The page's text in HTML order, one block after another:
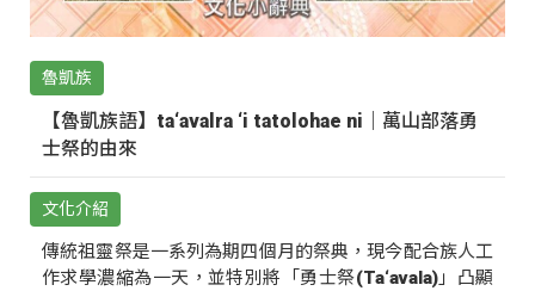
魯凱族
【魯凱族語】ta‘avalra ‘i tatolohae ni｜萬山部落勇
士祭的由來
文化介紹
傳統祖靈祭是一系列為期四個月的祭典，現今配合族人工
作求學濃縮為一天，並特別將「勇士祭(Ta‘avala)」凸顯